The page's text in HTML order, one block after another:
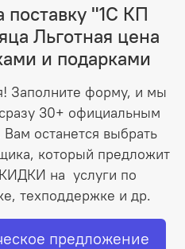
"1С КП
Льготная цена
и подарками
Заполните форму, и мы
30+ официальным
останется выбрать
который предложит
на услуги по
техподдержке и др.
предложение